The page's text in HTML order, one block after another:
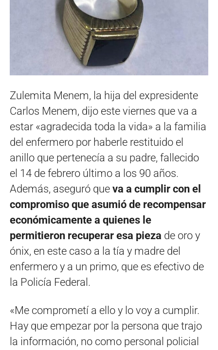
Zulemita Menem, la hija del expresidente
Carlos Menem, dijo este viernes que va a
estar «agradecida toda la vida» a la familia
del enfermero por haberle restituido el
anillo que pertenecía a su padre, fallecido
el 14 de febrero último a los 90 años.
Además, aseguró que va a cumplir con el
compromiso que asumió de recompensar
económicamente a quienes le
permitieron recuperar esa pieza de oro y
ónix, en este caso a la tía y madre del
enfermero y a un primo, que es efectivo de
la Policía Federal.
«Me comprometí a ello y lo voy a cumplir.
Hay que empezar por la persona que trajo
la información, no como personal policial